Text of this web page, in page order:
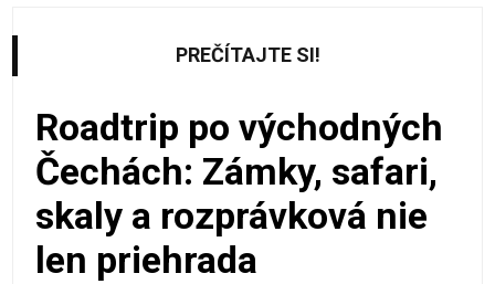
PREČÍTAJTE SI!
Roadtrip po východných
Čechách: Zámky, safari,
skaly a rozprávková nie
len priehrada